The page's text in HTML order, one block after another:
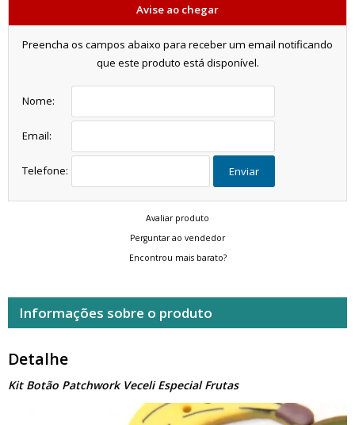
Avise ao chegar
Preencha os campos abaixo para receber um email notificando
que este produto está disponível.
Nome:
Email:
Telefone: Enviar
Avaliar produto
Perguntar ao vendedor
Encontrou mais barato?
Informações sobre o produto
Detalhe
Kit Botão Patchwork Veceli Especial Frutas